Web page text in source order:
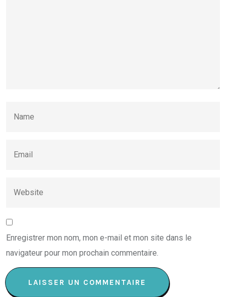
Enregistrer mon nom, mon e-mail et mon site dans le
navigateur pour mon prochain commentaire.